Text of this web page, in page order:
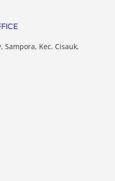
Sampora, Kec. Cisauk,